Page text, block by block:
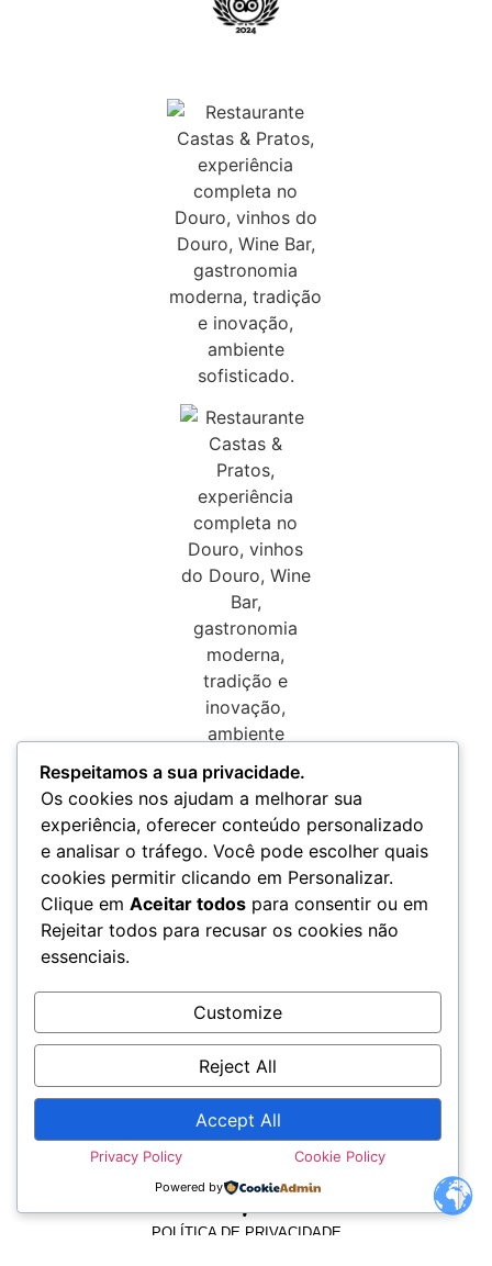
TERMOS E CONDIÇÕES
POLÍTICA DE PRIVACIDADE
Respeitamos a sua privacidade.
Os cookies nos ajudam a melhorar sua
experiência, oferecer conteúdo personalizado
e analisar o tráfego. Você pode escolher quais
cookies permitir clicando em Personalizar.
Clique em Aceitar todos para consentir ou em
Rejeitar todos para recusar os cookies não
essenciais.
Customize
Reject All
Accept All
Privacy Policy Cookie Policy
Powered by